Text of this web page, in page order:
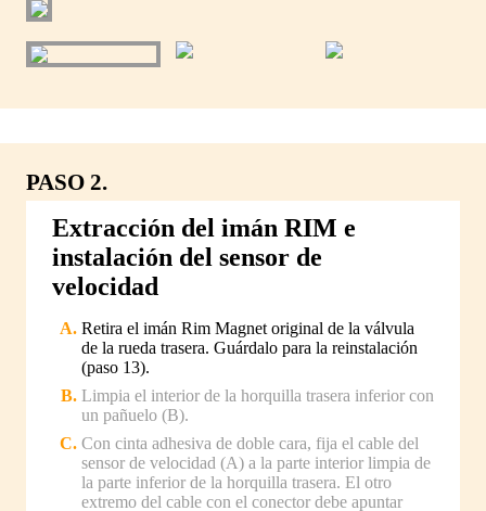
PASO 2.
Extracción del imán RIM e
instalación del sensor de
velocidad
Retira el imán Rim Magnet original de la válvula
de la rueda trasera. Guárdalo para la reinstalación
(paso 13).
Limpia el interior de la horquilla trasera inferior con
un pañuelo (B).
Con cinta adhesiva de doble cara, fija el cable del
sensor de velocidad (A) a la parte interior limpia de
la parte inferior de la horquilla trasera. El otro
extremo del cable con el conector debe apuntar